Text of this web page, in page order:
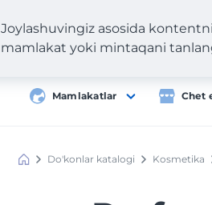
Mamlakatlar Chet
Joylashuvingiz asosida
mamlakat yoki mintaqani
Meest
Do'konlar katalogi Kosmetika